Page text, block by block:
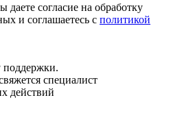
согласие на обработку
и соглашаетесь с политикой
поддержки.
специалист
действий